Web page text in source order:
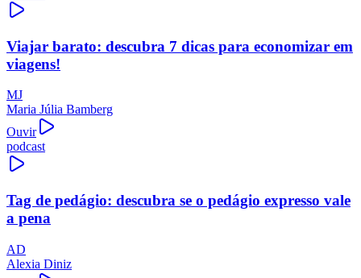
Viajar barato: descubra 7 dicas para economizar em
viagens!
MJ
Maria Júlia Bamberg
Ouvir
podcast
Tag de pedágio: descubra se o pedágio expresso vale
a pena
AD
Alexia Diniz